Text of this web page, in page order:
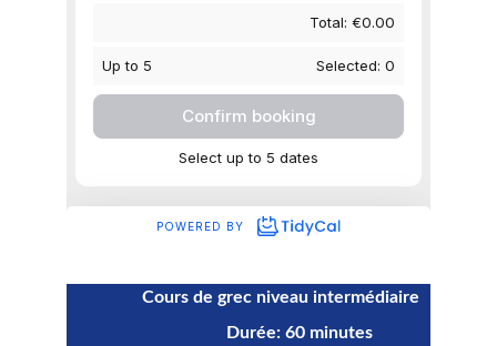
            Cours de grec niveau intermédiaire
                                    Durée: 60 minutes